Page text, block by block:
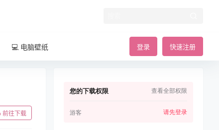
登录 快速注册
💻 电脑壁纸
前往下载
您的下载权限 查看全部权限
游客 请先登录